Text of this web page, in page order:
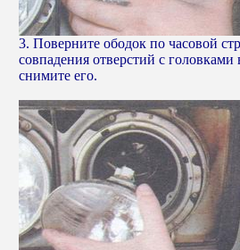
3. Поверните ободок по часовой
совпадения отверстий с головками
снимите его.